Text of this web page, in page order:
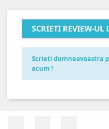
SCRIETI REVIEW-UL
Scrieti dumneavoastra
acum !